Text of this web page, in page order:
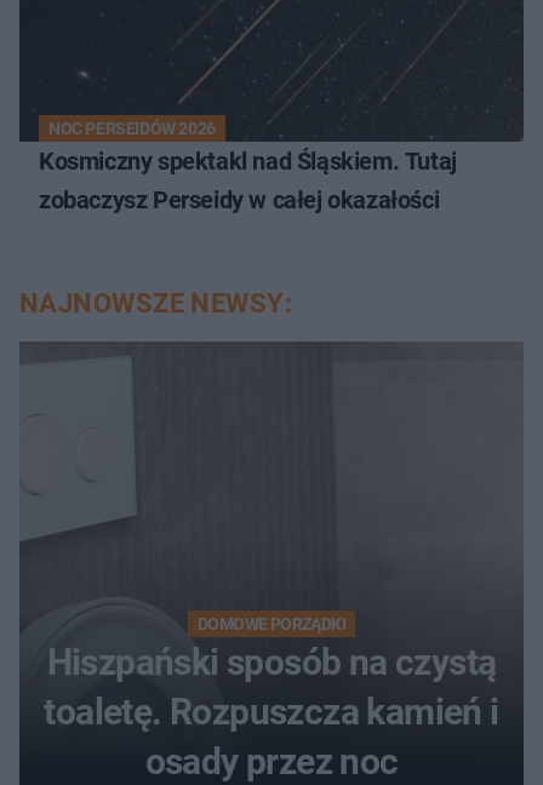
NOC PERSEIDÓW 2026
Kosmiczny spektakl nad Śląskiem. Tutaj
zobaczysz Perseidy w całej okazałości
NAJNOWSZE NEWSY:
DOMOWE PORZĄDKI
Hiszpański sposób na czystą
toaletę. Rozpuszcza kamień i
osady przez noc